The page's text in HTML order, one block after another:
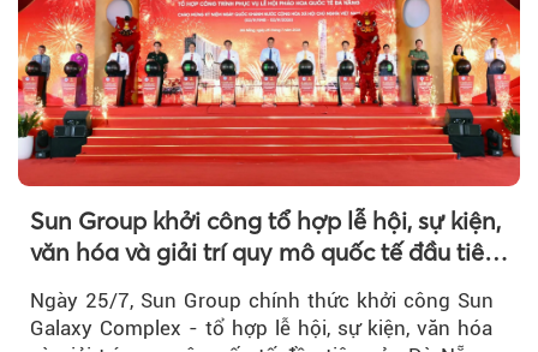
Sun Group khởi công tổ hợp lễ hội, sự kiện,
văn hóa và giải trí quy mô quốc tế đầu tiên
Ngày 25/7, Sun Group chính thức khởi công Sun
Galaxy Complex - tổ hợp lễ hội, sự kiện, văn hóa